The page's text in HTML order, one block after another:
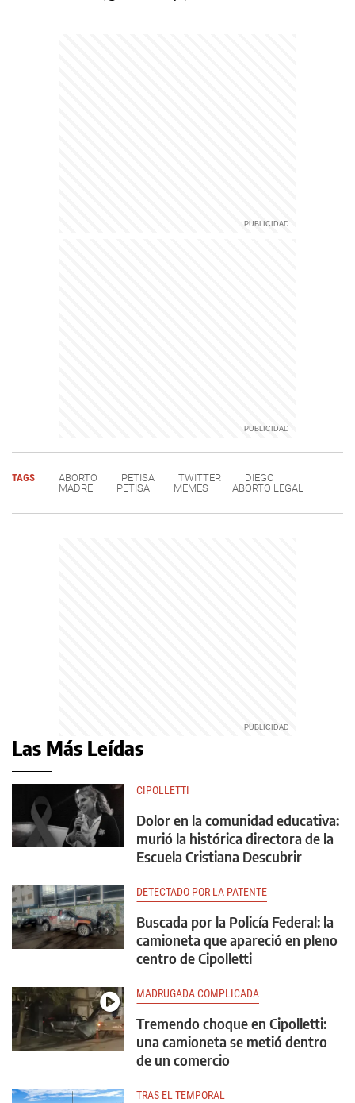
TAGS ABORTO PETISA TWITTER
DIEGO
MADRE
PETISA MEMES ABORTO LEGAL
Las Más Leídas
CIPOLLETTI
Dolor en la comunidad educativa:
murió la histórica directora de la
Escuela Cristiana Descubrir
DETECTADO POR LA PATENTE
Buscada por la Policía Federal: la
camioneta que apareció en pleno
centro de Cipolletti
MADRUGADA COMPLICADA
Tremendo choque en Cipolletti:
una camioneta se metió dentro
de un comercio
TRAS EL TEMPORAL